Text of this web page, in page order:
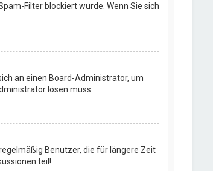
Filter blockiert wurde. Wenn Sie sich
an einen Board-Administrator, um
lösen muss.
Benutzer, die für längere Zeit
teil!